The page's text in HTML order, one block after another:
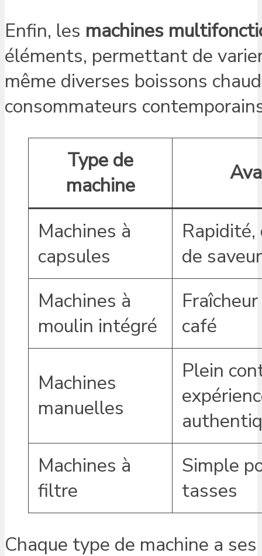
Enfin, les machines
éléments, permettant de
même diverses boissons
consommateurs
Type de
machine
Machines à
capsules
Rapidité,
de
Machines à
moulin intégré
café
Machines
manuelles
Plein
Machines à
filtre
Simple
tasses
Chaque type de machine a